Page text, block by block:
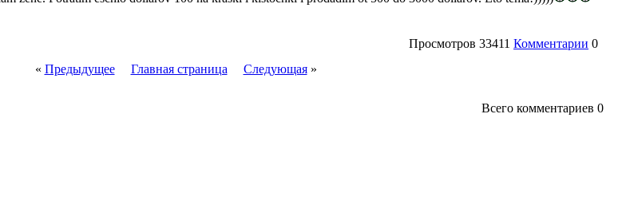
Просмотров 33411 Комментарии 0
« Предыдущее Главная страница Следующая»
Всего комментариев 0